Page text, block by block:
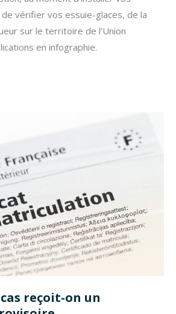
vérifier vos essuie-glaces, de la
sur le territoire de l’Union
en infographie.
reçoit-on un